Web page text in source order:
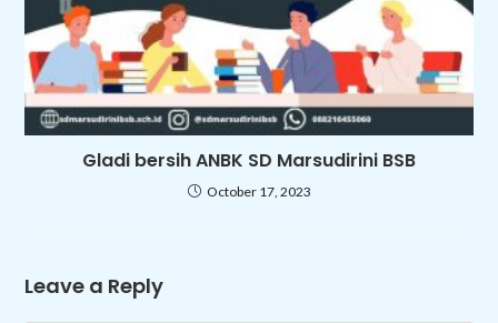
Gladi bersih ANBK SD Marsudirini BSB
October 17, 2023
Leave a Reply